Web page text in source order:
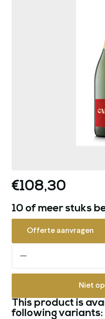
€108,30
10 of meer stuks
Offerte aanvragen
Niet
This product is
following variants: